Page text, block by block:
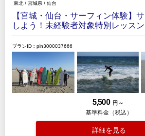
東北 / 宮城県 / 仙台
【宮城・仙台・サーフィン体験】
しよう！未経験者対象特別レッスン
プランID：pln3000037666
5,500 円 ～
基準料金（税込）
詳細を見る